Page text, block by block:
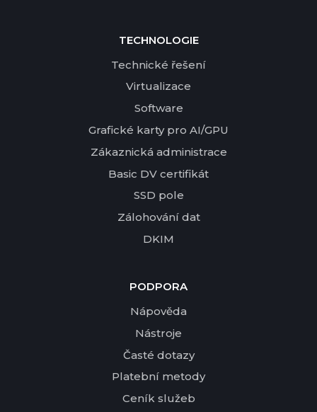
TECHNOLOGIE
Technické řešení
Virtualizace
Software
Grafické karty pro AI/GPU
Zákaznická administrace
Basic DV certifikát
SSD pole
Zálohování dat
DKIM
PODPORA
Nápověda
Nástroje
Časté dotazy
Platební metody
Ceník služeb